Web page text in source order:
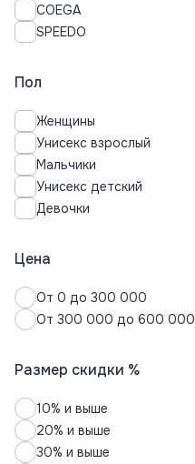
COEGA
SPEEDO
Пол
Женщины
Унисекс взрослый
Мальчики
Унисекс детский
Девочки
Цена
От 0 до 300 000
От 300 000 до 600 000
Размер скидки %
10% и выше
20% и выше
30% и выше